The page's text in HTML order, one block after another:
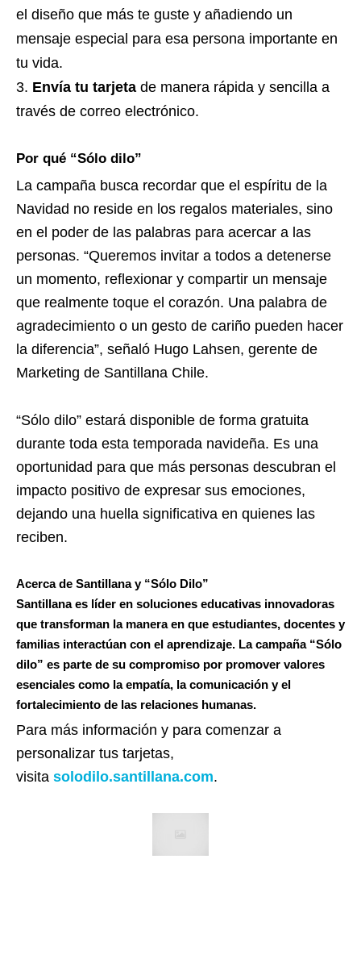
el diseño que más te guste y añadiendo un
mensaje especial para esa persona importante en
tu vida.
Envía tu tarjeta de manera rápida y sencilla a
través de correo electrónico.
Por qué “Sólo dilo”
La campaña busca recordar que el espíritu de la
Navidad no reside en los regalos materiales, sino
en el poder de las palabras para acercar a las
personas. “Queremos invitar a todos a detenerse
un momento, reflexionar y compartir un mensaje
que realmente toque el corazón. Una palabra de
agradecimiento o un gesto de cariño pueden hacer
la diferencia”, señaló Hugo Lahsen, gerente de
Marketing de Santillana Chile.
“Sólo dilo” estará disponible de forma gratuita
durante toda esta temporada navideña. Es una
oportunidad para que más personas descubran el
impacto positivo de expresar sus emociones,
dejando una huella significativa en quienes las
reciben.
Acerca de Santillana y “Sólo Dilo”
Santillana es líder en soluciones educativas innovadoras
que transforman la manera en que estudiantes, docentes y
familias interactúan con el aprendizaje. La campaña “Sólo
dilo” es parte de su compromiso por promover valores
esenciales como la empatía, la comunicación y el
fortalecimiento de las relaciones humanas.
Para más información y para comenzar a
personalizar tus tarjetas,
visita solodilo.santillana.com.